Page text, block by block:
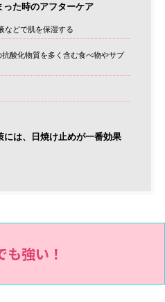
た時のアフターケア
などで肌を保湿する
抗酸化物質を多く含む食べ物やサプ
には、日焼け止めが一番効果
強い！